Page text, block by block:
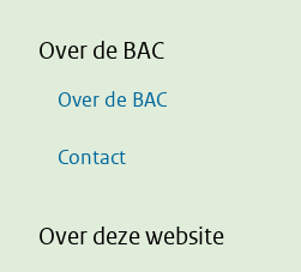
Over de BAC
Over de BAC
Contact
Over deze website